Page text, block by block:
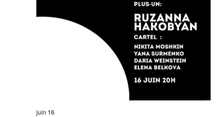
juin 16